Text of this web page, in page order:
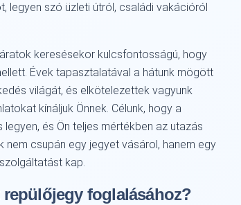
legyen szó üzleti útról, családi vakációról
keresésekor kulcsfontosságú, hogy
Évek tapasztalatával a hátunk mögött
világát, és elkötelezettek vagyunk
kínáljuk Önnek. Célunk, hogy a
és Ön teljes mértékben az utazás
nem csupán egy jegyet vásárol, hanem egy
kap.
foglalásához?